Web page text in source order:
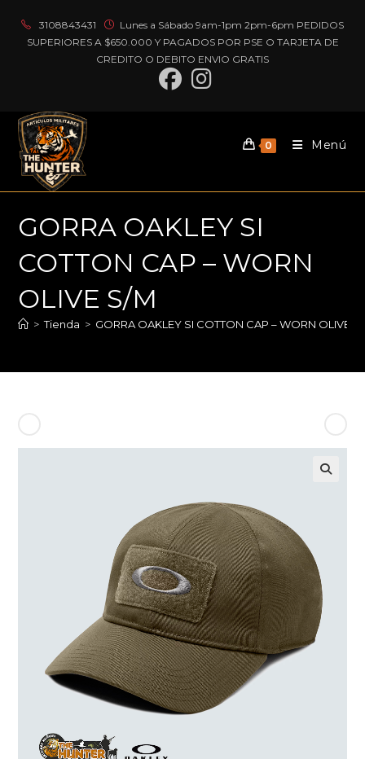
contenido
3108843431
Lunes a Sábado 9am-1pm 2pm-6pm PEDIDOS
SUPERIORES A $650.000 Y PAGADOS POR PSE O TARJETA DE
CREDITO O DEBITO ENVIO GRATIS
0 Menú
GORRA OAKLEY SI
COTTON CAP – WORN
OLIVE S/M
> Tienda > GORRA OAKLEY SI COTTON CAP – WORN OLIVE